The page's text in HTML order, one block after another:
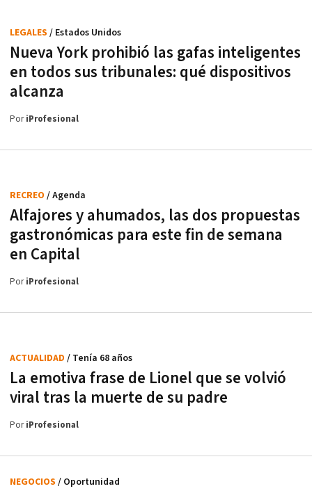
Nueva York prohibió las gafas inteligentes
en todos sus tribunales: qué dispositivos
alcanza
LEGALES / Estados Unidos
PoriProfesional
Alfajores y ahumados, las dos propuestas
gastronómicas para este fin de semana
en Capital
RECREO / Agenda
PoriProfesional
La emotiva frase de Lionel que se volvió
viral tras la muerte de su padre
ACTUALIDAD / Tenía 68 años
PoriProfesional
NEGOCIOS / Oportunidad